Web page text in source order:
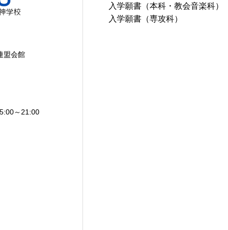
盟会館
～21:00
入学願書（本科・教会音楽科）
入学願書（専攻科）